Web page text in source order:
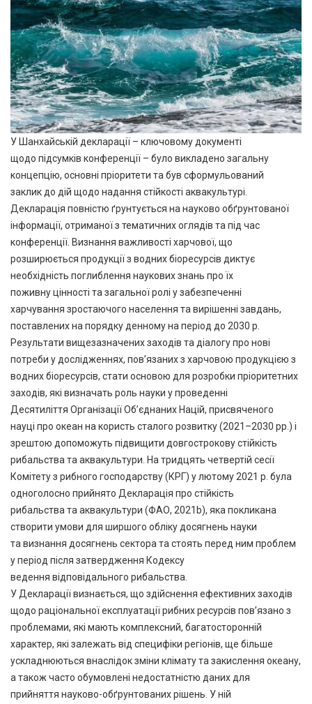
У Шанхайській декларації – ключовому документі
щодо підсумків конференції – було викладено загальну
концепцію, основні пріоритети та був сформульований
заклик до дій щодо надання стійкості аквакультурі.
Декларація повністю ґрунтується на науково обґрунтованої
інформації, отриманої з тематичних оглядів та під час
конференції. Визнання важливості харчової, що
розширюється продукції з водних біоресурсів диктує
необхідність поглиблення наукових знань про їх
поживну цінності та загальної ролі у забезпеченні
харчування зростаючого населення та вирішенні завдань,
поставлених на порядку денному на період до 2030 р.
Результати вищезазначених заходів та діалогу про нові
потреби у дослідженнях, пов’язаних з харчовою продукцією з
водних біоресурсів, стати основою для розробки пріоритетних
заходів, які визначать роль науки у проведенні
Десятиліття Організації Об’єднаних Націй, присвяченого
науці про океан на користь сталого розвитку (2021–2030 рр.) і
зрештою допоможуть підвищити довгострокову стійкість
рибальства та аквакультури. На тридцять четвертій сесії
Комітету з рибного господарству (КРГ) у лютому 2021 р. була
одноголосно прийнято Декларація про стійкість
рибальства та аквакультури (ФАО, 2021b), яка покликана
створити умови для ширшого обліку досягнень науки
та визнання досягнень сектора та стоять перед ним проблем
у період після затвердження Кодексу
ведення відповідального рибальства.
У Декларації визнається, що здійснення ефективних заходів
щодо раціональної експлуатації рибних ресурсів пов’язано з
проблемами, які мають комплексний, багатосторонній
характер, які залежать від специфіки регіонів, ще більше
ускладнюються внаслідок зміни клімату та закислення океану,
а також часто обумовлені недостатністю даних для
прийняття науково-обґрунтованих рішень. У ній